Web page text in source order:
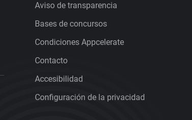
Aviso de transparencia
Bases de concursos
Condiciones Appcelerate
Contacto
Accesibilidad
Configuración de la privacidad